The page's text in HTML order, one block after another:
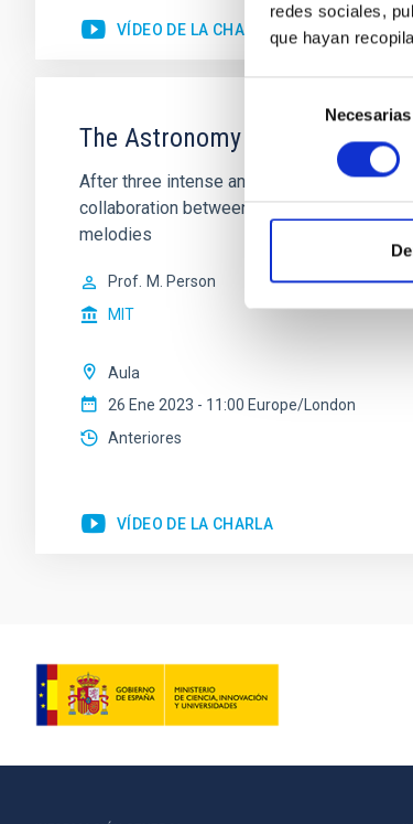
redes sociales,
que hayan
consentimiento
Necesarias
VÍDEO DE LA CHARLA
The Astronomy campus of
After three intense and fruitful weeks, the
collaboration between the two institutions
melodies
Prof. M. Person
MIT
Aula
26 Ene 2023 - 11:00 Europe/London
Anteriores
VÍDEO DE LA CHARLA